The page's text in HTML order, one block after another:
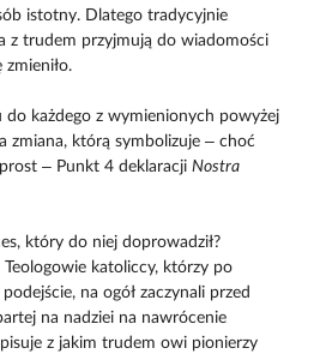
istotny. Dlatego tradycyjnie
z trudem przyjmują do wiadomości
do każdego z wymienionych powyżej
zmiana, którą symbolizuje – choć
– Punkt 4 deklaracji Nostra
który do niej doprowadził?
katoliccy, którzy po
na ogół zaczynali przed
na nadziei na nawrócenie
z jakim trudem owi pionierzy